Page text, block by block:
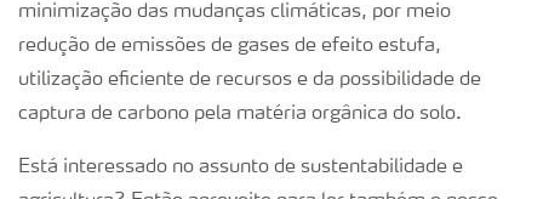
minimização das mudanças climáticas, por meio
redução de emissões de gases de efeito estufa,
utilização eficiente de recursos e da possibilidade de
captura de carbono pela matéria orgânica do solo.
Está interessado no assunto de sustentabilidade e